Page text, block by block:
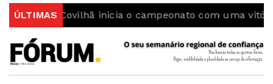
ÚLTIMAS
Covilhã inicia o campeonato com uma vitória